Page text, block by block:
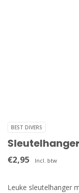
BEST DIVERS
€2,95 Incl. btw
Leuke sleutelhanger